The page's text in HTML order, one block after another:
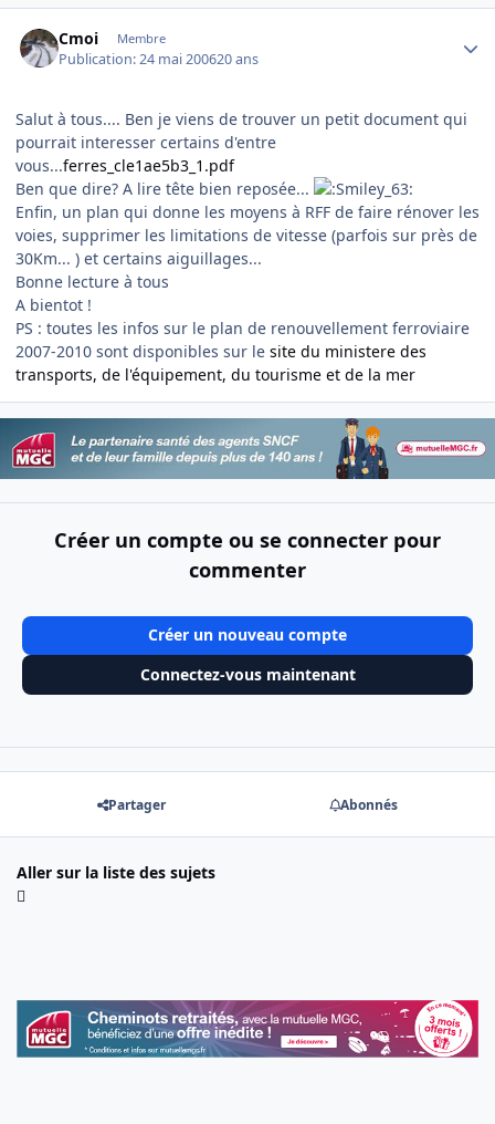
Cmoi Membre
Publication:24 mai 200620 ans
Salut à tous.... Ben je viens de trouver un petit document qui
pourrait interesser certains d'entre
vous...ferres_cle1ae5b3_1.pdf
Ben que dire? A lire tête bien reposée...
Enfin, un plan qui donne les moyens à RFF de faire rénover les
voies, supprimer les limitations de vitesse (parfois sur près de
30Km... ) et certains aiguillages...
Bonne lecture à tous
A bientot !
PS : toutes les infos sur le plan de renouvellement ferroviaire
2007-2010 sont disponibles sur le site du ministere des
transports, de l'équipement, du tourisme et de la mer
Créer un compte ou se connecter pour
commenter
Créer un nouveau compte
Connectez-vous maintenant
Partager Abonnés
Aller sur la liste des sujets